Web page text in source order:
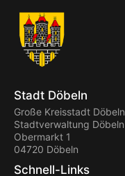
Stadt Döbeln
Große Kreisstadt Döbeln
Stadtverwaltung Döbeln
Obermarkt 1
04720 Döbeln
Schnell-Links